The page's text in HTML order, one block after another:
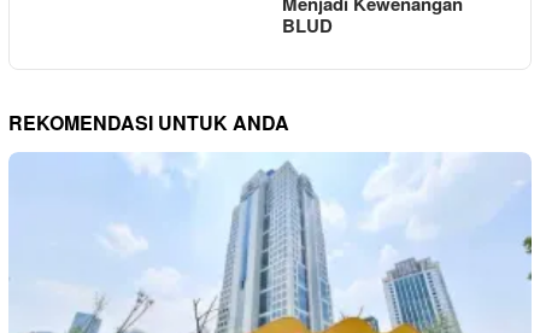
BLUD
REKOMENDASI UNTUK ANDA